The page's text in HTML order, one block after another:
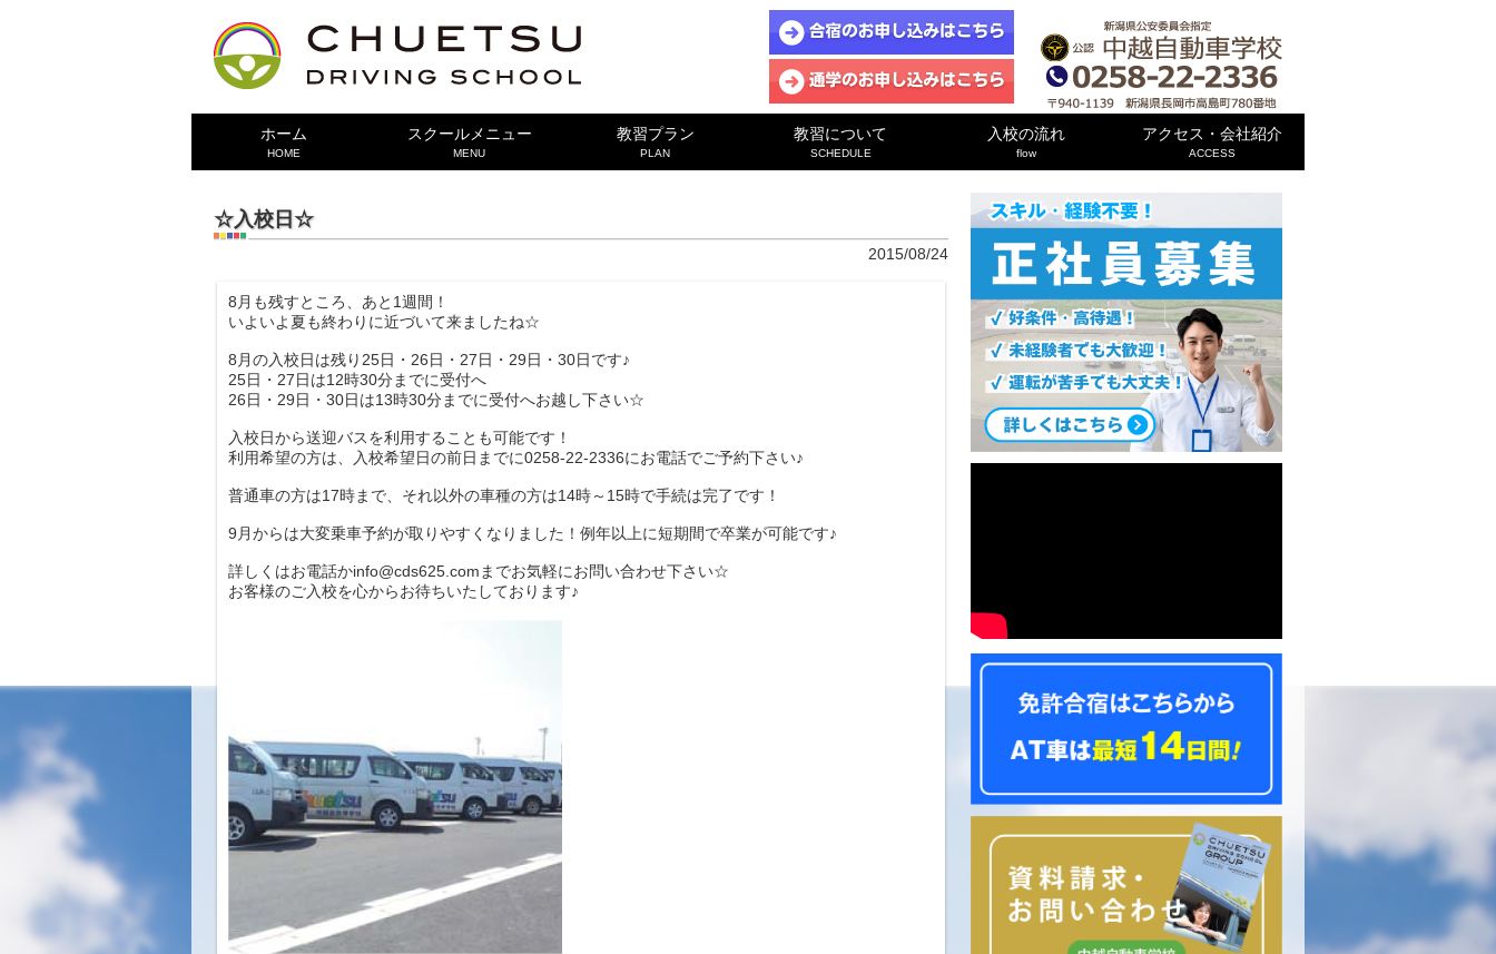
ホーム
HOME
スクールメニュー
MENU
教習プラン
PLAN
教習について
SCHEDULE
入校の流れ
flow
アクセス・会社紹介
ACCESS
☆入校日☆
2015/08/24
8月も残すところ、あと1週間！
いよいよ夏も終わりに近づいて来ましたね☆
8月の入校日は残り25日・26日・27日・29日・30日です♪
25日・27日は12時30分までに受付へ
26日・29日・30日は13時30分までに受付へお越し下さい☆
入校日から送迎バスを利用することも可能です！
利用希望の方は、入校希望日の前日までに0258-22-2336にお電話でご予約下さい♪
普通車の方は17時まで、それ以外の車種の方は14時～15時で手続は完了です！
9月からは大変乗車予約が取りやすくなりました！例年以上に短期間で卒業が可能です♪
詳しくはお電話かinfo@cds625.comまでお気軽にお問い合わせ下さい☆
お客様のご入校を心からお待ちいたしております♪